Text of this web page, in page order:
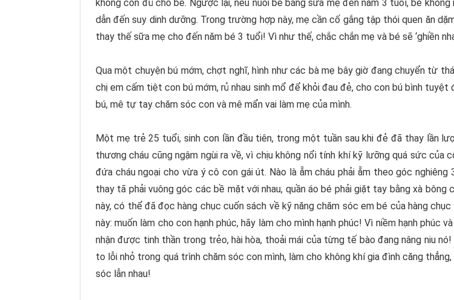
không còn đủ cho bé. Ngược lại, nếu nuôi bé bằng sữa mẹ đến năm 3 tuổi, bé
dẫn đến suy dinh dưỡng. Trong trường hợp này, mẹ cần cố gắng tập thói quen ăn
thay thế sữa mẹ cho đến năm bé 3 tuổi! Vì như thế, chắc chắn mẹ và bé sẽ ‘ghiền
Qua một chuyện bú mớm, chợt nghĩ, hình như các bà mẹ bây giờ đang chuyển từ
chị em cấm tiệt con bú mớm, rủ nhau sinh mổ để khỏi đau đẻ, cho con bú bình
bú, mê tự tay chăm sóc con và mê mẩn vai làm mẹ của mình.
Một mẹ trẻ 25 tuổi, sinh con lần đầu tiên, trong một tuần sau khi đẻ đã thay lần
thương cháu cũng ngậm ngùi ra về, vì chịu không nổi tính khí kỹ lưỡng quá sức của
đứa cháu ngoại cho vừa ý cô con gái út. Nào là ẵm cháu phải ẵm theo góc
thay tã phải vuông góc các bề mặt với nhau, quần áo bé phải giặt tay bằng xà
này, có thể đã đọc hàng chục cuốn sách về kỹ năng chăm sóc em bé của hàng
này: muốn làm cho con hạnh phúc, hãy làm cho mình hạnh phúc! Vì niềm hạnh
nhận được tinh thần trong trẻo, hài hòa, thoải mái của từng tế bào đang nâng niu
to lỗi nhỏ trong quá trình chăm sóc con mình, làm cho không khí gia đình căng
sóc lẫn nhau!